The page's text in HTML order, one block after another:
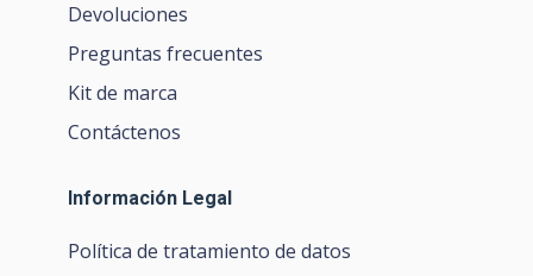
Devoluciones
Preguntas frecuentes
Kit de marca
Contáctenos
Información Legal
Política de tratamiento de datos